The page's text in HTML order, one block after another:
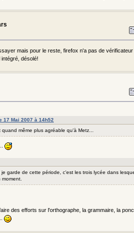
mais pour le reste, firefox n'a pas de
désolé!
17 Mai 2007 à 14h52
même plus agréable qu'à Metz...
garde de cette période, c'est les trois lycée dans
des efforts sur l'orthographe, la grammaire, la